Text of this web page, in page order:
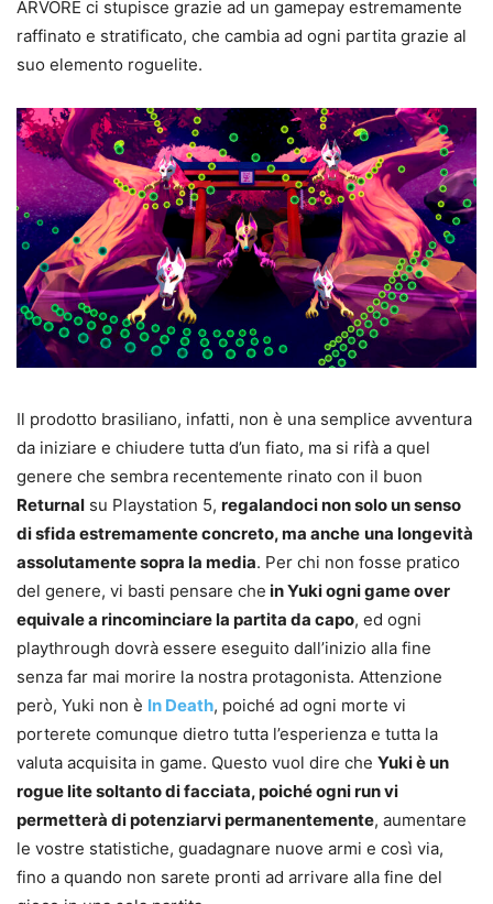
ARVORE ci stupisce grazie ad un gamepay estremamente
raffinato e stratificato, che cambia ad ogni partita grazie al
suo elemento roguelite.
Il prodotto brasiliano, infatti, non è una semplice avventura
da iniziare e chiudere tutta d’un fiato, ma si rifà a quel
genere che sembra recentemente rinato con il buon
Returnal su Playstation 5, regalandoci non solo un senso
di sfida estremamente concreto, ma anche una longevità
assolutamente sopra la media. Per chi non fosse pratico
del genere, vi basti pensare che in Yuki ogni game over
equivale a rincominciare la partita da capo, ed ogni
playthrough dovrà essere eseguito dall’inizio alla fine
senza far mai morire la nostra protagonista. Attenzione
però, Yuki non è In Death, poiché ad ogni morte vi
porterete comunque dietro tutta l’esperienza e tutta la
valuta acquisita in game. Questo vuol dire che Yuki è un
rogue lite soltanto di facciata, poiché ogni run vi
permetterà di potenziarvi permanentemente, aumentare
le vostre statistiche, guadagnare nuove armi e così via,
fino a quando non sarete pronti ad arrivare alla fine del